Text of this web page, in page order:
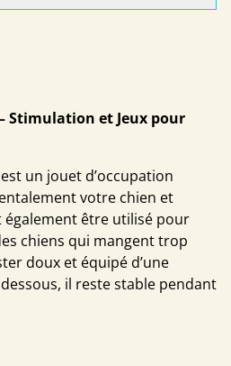
Stimulation et Jeux pour
un jouet d’occupation
votre chien et
également être utilisé pour
chiens qui mangent trop
doux et équipé d’une
il reste stable pendant